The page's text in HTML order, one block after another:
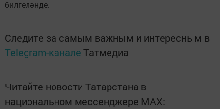
билгеләнде.
Следите за самым важным и интересным в
Telegram-канале Татмедиа
Читайте новости Татарстана в
национальном мессенджере MАХ: